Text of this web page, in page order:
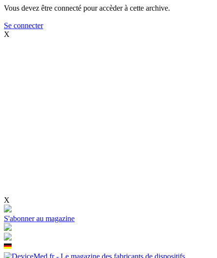
Vous devez être connecté pour accèder à cette archive.
Se connecter
X
X
S'abonner au magazine